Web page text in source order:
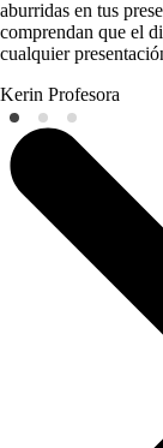
aburridas en tus
comprendan que el
cualquier
Kerin Profesora